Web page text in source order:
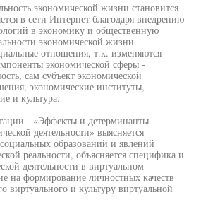
экономической жизни становится
в сети Интернет благодаря внедрению
в экономику и общественную
экономической жизни
отношения, т.к. изменяются
экономической сферы -
сам субъект экономической
экономические институты,
и культура.
- «Эффекты и детерминанты
деятельности» выясняется
образований и явлений
реальности, объясняется специфика и
деятельности в виртуальном
на формирование личностных качеств
виртуального и культуру виртуальной